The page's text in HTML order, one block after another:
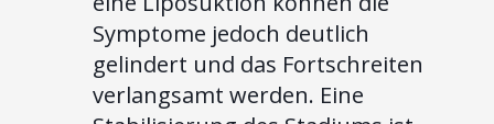
Symptome jedoch deutlich
gelindert und das Fortschreiten
verlangsamt werden. Eine